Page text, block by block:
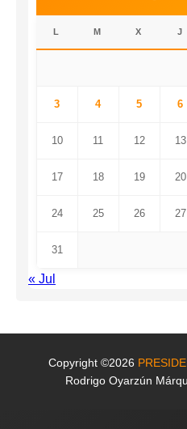
L M X J
3 4 5 6
10 11 12 13
17 18 19 20
24 25 26 27
31
« Jul
Copyright ©2026
Rodrigo Oyarzún